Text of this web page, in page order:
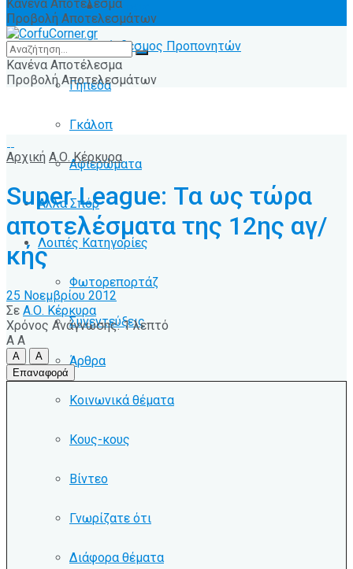
Ειδήσεις
Σύνδεσμος Προπονητών
Γήπεδα
Γκάλοπ
Αφιερώματα
Άλλα Σπόρ
Λοιπές Κατηγορίες
Φωτορεπορτάζ
Συνεντεύξεις
Άρθρα
Κοινωνικά θέματα
Κους-κους
Βίντεο
Γνωρίζατε ότι
Διάφορα θέματα
Κανένα Αποτέλεσμα
Προβολή Αποτελεσμάτων
Κανένα Αποτέλεσμα
Προβολή Αποτελεσμάτων
Αρχική Α.Ο. Κέρκυρα
Super League: Τα ως τώρα
αποτελέσματα της 12ης αγ/
κής
25 Νοεμβρίου 2012
Σε Α.Ο. Κέρκυρα
Χρόνος Ανάγνωσης: 1 λεπτό
A A
A
A
Επαναφορά